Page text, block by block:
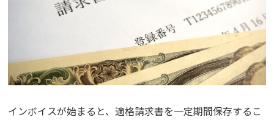
インボイスが始まると、適格請求書を一定期間保存するこ